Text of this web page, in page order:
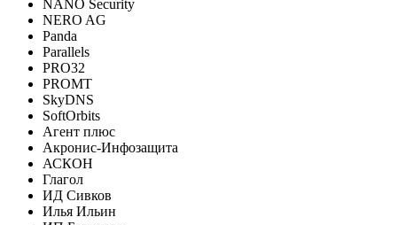
NANO Security
NERO AG
Panda
Parallels
PRO32
PROMT
SkyDNS
SoftOrbits
Агент плюс
Акронис-Инфозащита
АСКОН
Глагол
ИД Сивков
Илья Ильин